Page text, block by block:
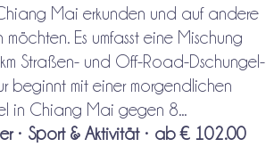
Mai erkunden und auf andere
Es umfasst eine Mischung
Straßen- und Off-Road-Dschungel-
beginnt mit einer morgendlichen
in Chiang Mai gegen 8...
• Sport & Aktivität• ab € 102.00